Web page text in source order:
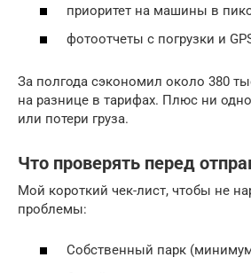
приоритет на машины в
фотоотчеты с погрузки и
За полгода сэкономил около 380
на разнице в тарифах. Плюс ни
или потери груза.
Что проверять перед
Мой короткий чек-лист, чтобы не
проблемы:
Собственный парк